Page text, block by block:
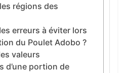
régions des
erreurs à éviter lors
du Poulet Adobo ?
valeurs
d’une portion de